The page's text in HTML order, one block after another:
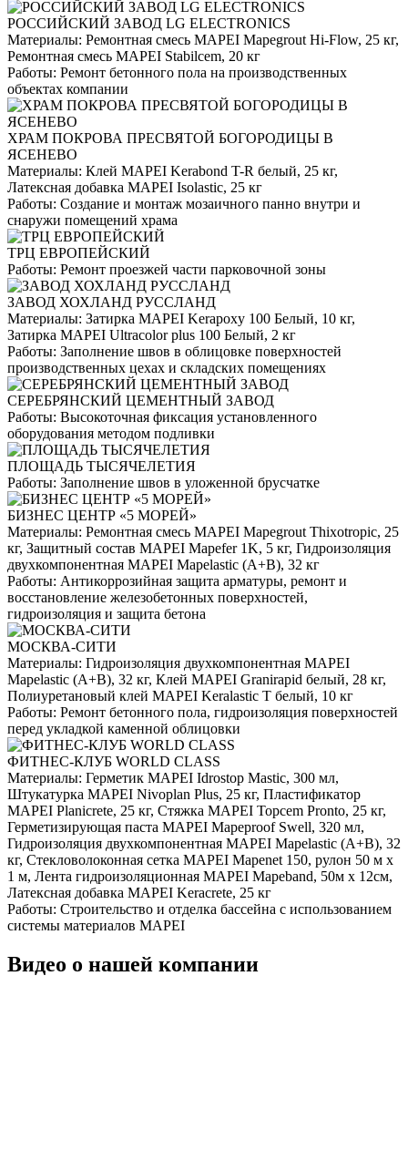
РОССИЙСКИЙ ЗАВОД LG ELECTRONICS
Материалы: Ремонтная смесь MAPEI Mapegrout Hi-Flow, 25 кг,
Ремонтная смесь MAPEI Stabilcem, 20 кг
Работы: Ремонт бетонного пола на производственных
объектах компании
ХРАМ ПОКРОВА ПРЕСВЯТОЙ БОГОРОДИЦЫ В
ЯСЕНЕВО
Материалы: Клей MAPEI Kerabond T-R белый, 25 кг,
Латексная добавка MAPEI Isolastic, 25 кг
Работы: Создание и монтаж мозаичного панно внутри и
снаружи помещений храма
ТРЦ ЕВРОПЕЙСКИЙ
Работы: Ремонт проезжей части парковочной зоны
ЗАВОД ХОХЛАНД РУССЛАНД
Материалы: Затирка MAPEI Kerapoxy 100 Белый, 10 кг,
Затирка MAPEI Ultracolor plus 100 Белый, 2 кг
Работы: Заполнение швов в облицовке поверхностей
производственных цехах и складских помещениях
СЕРЕБРЯНСКИЙ ЦЕМЕНТНЫЙ ЗАВОД
Работы: Высокоточная фиксация установленного
оборудования методом подливки
ПЛОЩАДЬ ТЫСЯЧЕЛЕТИЯ
Работы: Заполнение швов в уложенной брусчатке
БИЗНЕС ЦЕНТР «5 МОРЕЙ»
Материалы: Ремонтная смесь MAPEI Mapegrout Thixotropic, 25
кг, Защитный состав MAPEI Mapefer 1K, 5 кг, Гидроизоляция
двухкомпонентная MAPEI Mapelastic (А+B), 32 кг
Работы: Антикоррозийная защита арматуры, ремонт и
восстановление железобетонных поверхностей,
гидроизоляция и защита бетона
МОСКВА-СИТИ
Материалы: Гидроизоляция двухкомпонентная MAPEI
Mapelastic (А+B), 32 кг, Клей MAPEI Granirapid белый, 28 кг,
Полиуретановый клей MAPEI Keralastic T белый, 10 кг
Работы: Ремонт бетонного пола, гидроизоляция поверхностей
перед укладкой каменной облицовки
ФИТНЕС-КЛУБ WORLD CLASS
Материалы: Герметик MAPEI Idrostop Mastic, 300 мл,
Штукатурка MAPEI Nivoplan Plus, 25 кг, Пластификатор
MAPEI Planicrete, 25 кг, Стяжка MAPEI Topcem Pronto, 25 кг,
Герметизирующая паста MAPEI Mapeproof Swell, 320 мл,
Гидроизоляция двухкомпонентная MAPEI Mapelastic (А+B), 32
кг, Стекловолоконная сетка MAPEI Mapenet 150, рулон 50 м х
1 м, Лента гидроизоляционная MAPEI Mapeband, 50м x 12см,
Латексная добавка MAPEI Keracrete, 25 кг
Работы: Строительство и отделка бассейна с использованием
системы материалов MAPEI
Видео о нашей компании